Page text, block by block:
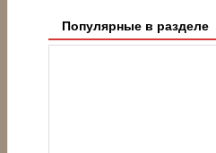
Популярные в разделе